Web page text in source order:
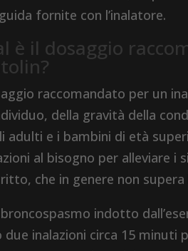
fornite con l’inalatore.
è il dosaggio
raccomandato per un
della gravità della
adulti e i bambini di età
al bisogno per alleviare
che in genere non
indotto
due inalazioni circa 15 minuti